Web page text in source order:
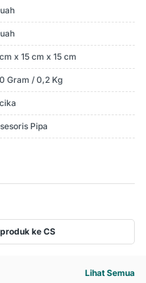
x 15 cm x 15 cm
Gram / 0,2 Kg
Pipa
ke CS
Lihat Semua